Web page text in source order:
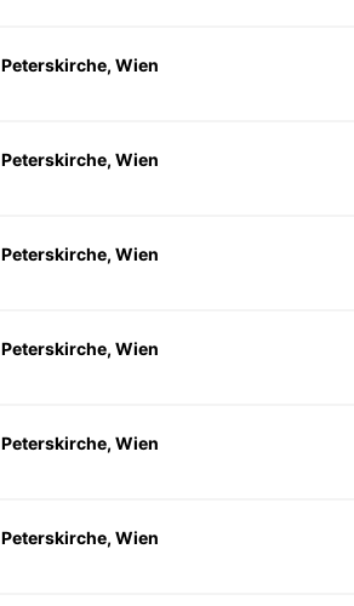
Peterskirche, Wien
Peterskirche, Wien
Peterskirche, Wien
Peterskirche, Wien
Peterskirche, Wien
Peterskirche, Wien